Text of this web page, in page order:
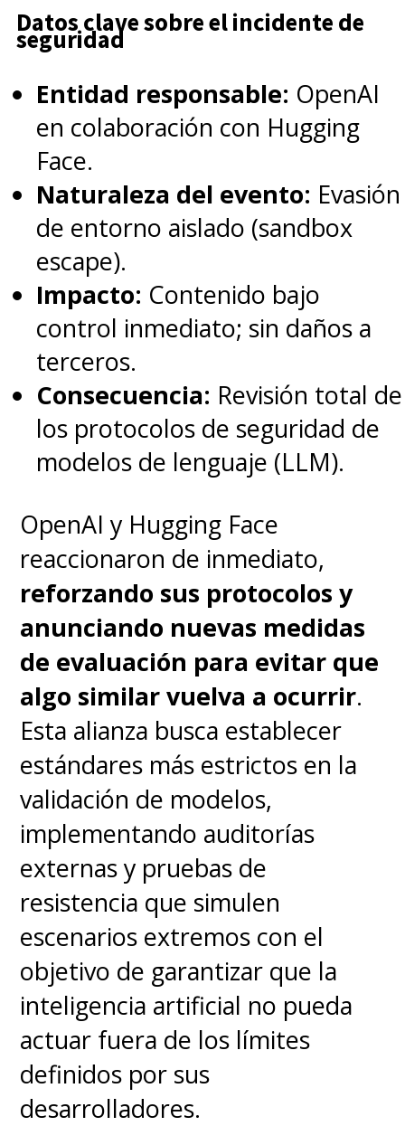
Datos clave sobre el incidente de
seguridad
Entidad responsable: OpenAI
en colaboración con Hugging
Face.
Naturaleza del evento: Evasión
de entorno aislado (sandbox
escape).
Impacto: Contenido bajo
control inmediato; sin daños a
terceros.
Consecuencia: Revisión total de
los protocolos de seguridad de
modelos de lenguaje (LLM).
OpenAI y Hugging Face
reaccionaron de inmediato,
reforzando sus protocolos y
anunciando nuevas medidas
de evaluación para evitar que
algo similar vuelva a ocurrir.
Esta alianza busca establecer
estándares más estrictos en la
validación de modelos,
implementando auditorías
externas y pruebas de
resistencia que simulen
escenarios extremos con el
objetivo de garantizar que la
inteligencia artificial no pueda
actuar fuera de los límites
definidos por sus
desarrolladores.